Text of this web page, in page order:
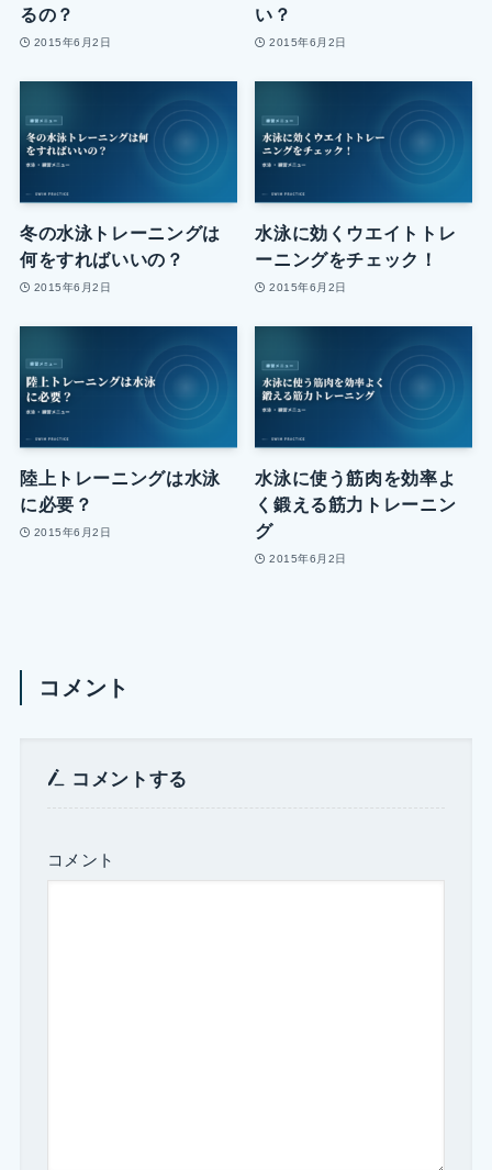
るの？
2015年6月2日
い？
2015年6月2日
冬の水泳トレーニングは
何をすればいいの？
2015年6月2日
水泳に効くウエイトトレ
ーニングをチェック！
2015年6月2日
陸上トレーニングは水泳
に必要？
2015年6月2日
水泳に使う筋肉を効率よ
く鍛える筋力トレーニン
グ
2015年6月2日
コメント
コメントする
コメント